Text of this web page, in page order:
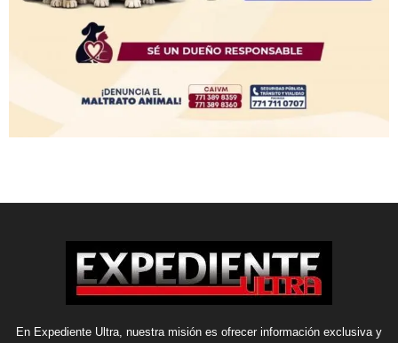
En Expediente Ultra, nuestra misión es ofrecer información exclusiva y